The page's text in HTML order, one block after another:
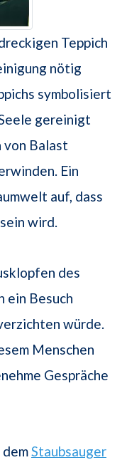
Teppich
nötig
symbolisiert
gereinigt
von Balast
Ein
auf, dass
wird.
des
ein Besuch
würde.
Menschen
Gespräche
Staubsauger